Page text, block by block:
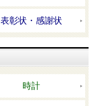
表彰状・感謝状
時計